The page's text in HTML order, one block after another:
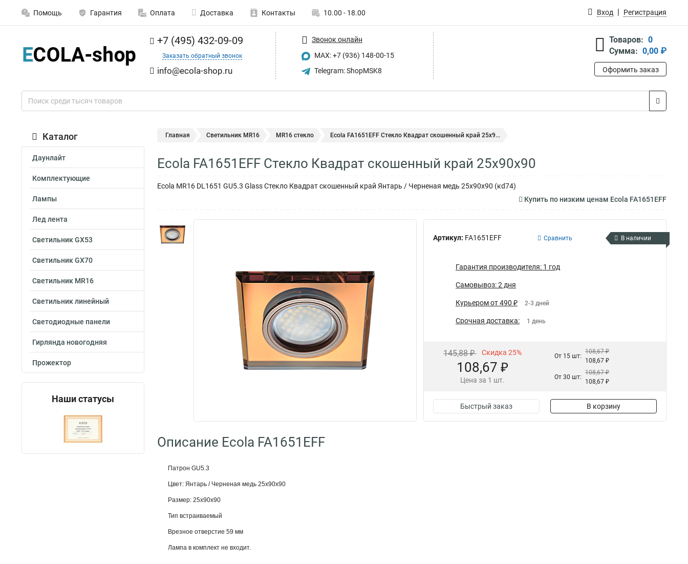
Помощь Гарантия Оплата Доставка Контакты 10.00 - 18.00 Вход Регистрация
+7 (495) 432-09-09
Заказать обратный звонок
info@ecola-shop.ru
Звонок онлайн
MAX: +7 (936) 148-00-15
Telegram: ShopMSK8
Товаров: 0
Сумма: 0,00 ₽
Оформить заказ
Каталог
Даунлайт
Комплектующие
Лампы
Лед лента
Светильник GX53
Светильник GX70
Светильник MR16
Светильник линейный
Светодиодные панели
Гирлянда новогодняя
Прожектор
Наши статусы
Главная Светильник MR16 MR16 стекло Ecola FA1651EFF Стекло Квадрат скошенный край 25x9...
Ecola FA1651EFF Стекло Квадрат скошенный край 25x90x90
Ecola MR16 DL1651 GU5.3 Glass Стекло Квадрат скошенный край Янтарь / Черненая медь 25x90x90 (кd74)
Купить по низким ценам Ecola FA1651EFF
Артикул: FA1651EFF Сравнить В наличии
Гарантия производителя: 1 год
Самовывоз: 2 дня
Курьером от 490 ₽ 2-3 дней
Срочная доставка: 1 день
145,88 ₽ Скидка 25%
108,67 ₽
Цена за 1 шт.
От 15 шт:
108,67 ₽
108,67 ₽
От 30 шт:
108,67 ₽
108,67 ₽
Быстрый заказ В корзину
Описание Ecola FA1651EFF
Патрон GU5.3
Цвет: Янтарь / Черненая медь 25x90x90
Размер: 25x90x90
Тип встраиваемый
Врезное отверстие 59 мм
Лампа в комплект не входит.